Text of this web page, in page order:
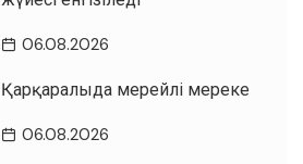
06.08.2026
Қарқаралыда мерейлі мереке
06.08.2026